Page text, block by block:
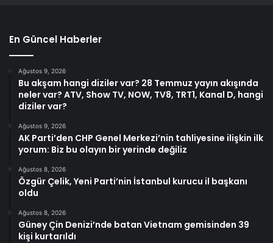
En Güncel Haberler
Ağustos 9, 2026
Bu akşam hangi diziler var? 28 Temmuz yayın akışında
neler var? ATV, Show TV, NOW, TV8, TRT1, Kanal D, hangi
diziler var?
Ağustos 9, 2026
AK Parti’den CHP Genel Merkezi’nin tahliyesine ilişkin ilk
yorum: Biz bu olayın bir yerinde değiliz
Ağustos 8, 2026
Özgür Çelik, Yeni Parti’nin İstanbul kurucu il başkanı
oldu
Ağustos 8, 2026
Güney Çin Denizi’nde batan Vietnam gemisinden 39
kişi kurtarıldı